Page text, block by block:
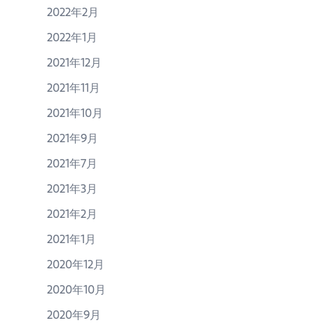
2022年2月
2022年1月
2021年12月
2021年11月
2021年10月
2021年9月
2021年7月
2021年3月
2021年2月
2021年1月
2020年12月
2020年10月
2020年9月